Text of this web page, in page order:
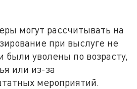
могут рассчитывать на
при выслуге не
были уволены по возрасту,
или из-за
мероприятий.